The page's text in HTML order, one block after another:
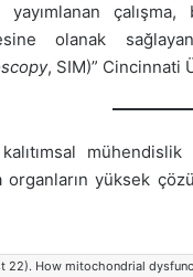
yayımlanan
olanak sağlayan
, SIM)” Cincinnati
mühendislik
organların yüksek
22). How mitochondrial